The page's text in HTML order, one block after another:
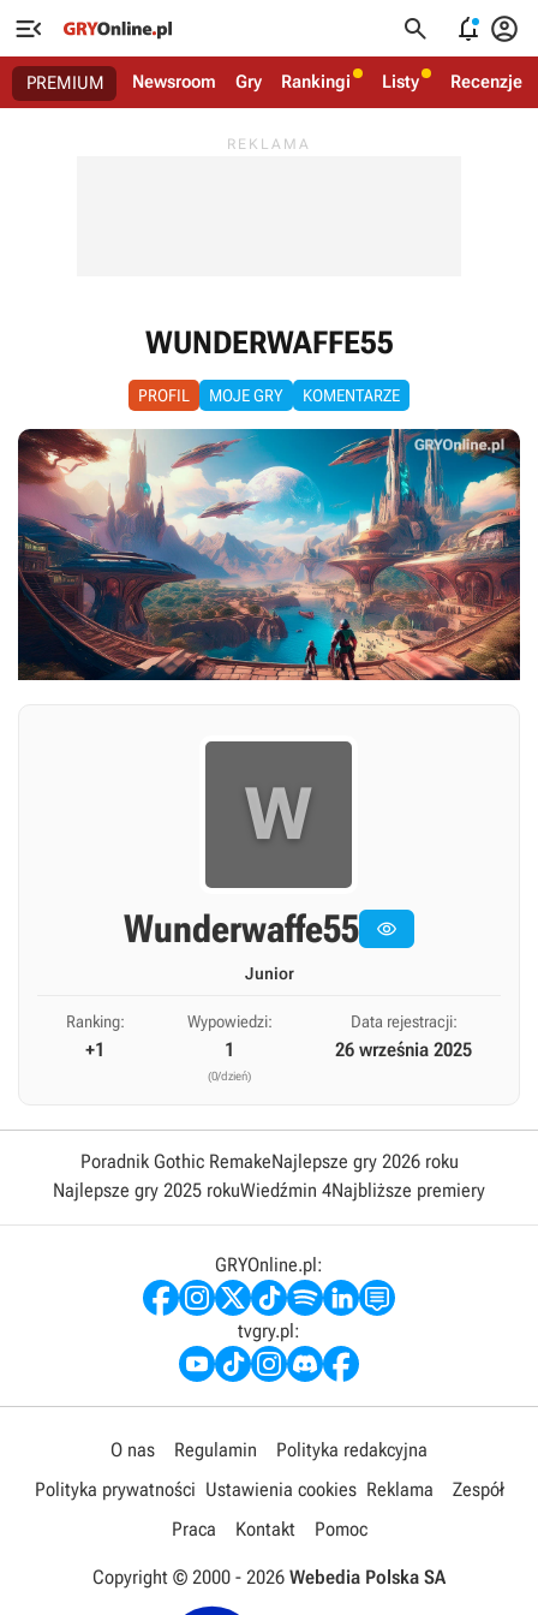
   
PREMIUM Newsroom Gry Rankingi Listy Recenzje
WUNDERWAFFE55
PROFIL MOJE GRY KOMENTARZE
W
Wunderwaffe55 
Junior
Ranking:
+1
Wypowiedzi:
1
(0/dzień)
Data rejestracji:
26 września 2025
Poradnik Gothic RemakeNajlepsze gry 2026 roku
Najlepsze gry 2025 rokuWiedźmin 4Najbliższe premiery
GRYOnline.pl:
tvgry.pl:
O nas Regulamin
Polityka redakcyjna
Polityka prywatności Ustawienia cookies Reklama
Zespół
Praca
Kontakt Pomoc
Copyright © 2000 - 2026 Webedia Polska SA